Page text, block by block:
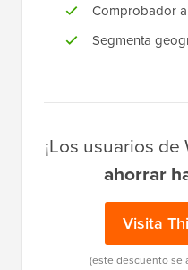
Comprobador
Segmenta
¡Los usuarios
ahorrar
Visita
(este descuento se